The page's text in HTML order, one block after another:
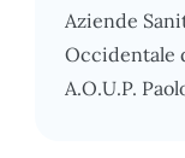
Aziende
Occidentale
A.O.U.P.